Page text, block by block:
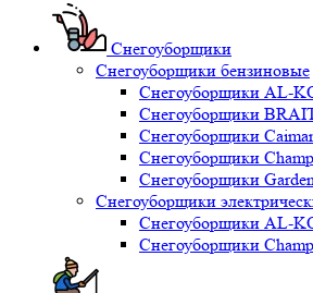
Снегоуборщики
Снегоуборщики бензиновые
Снегоуборщики AL-
Снегоуборщики
Снегоуборщики
Снегоуборщики
Снегоуборщики
Снегоуборщики
Снегоуборщики AL-
Снегоуборщики